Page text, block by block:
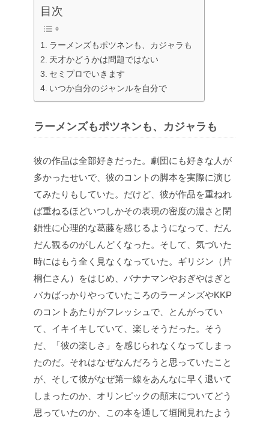
目次
ラーメンズもポツネンも、カジャラも
天才かどうかは問題ではない
セミプロでいきます
いつか自分のジャンルを自分で
ラーメンズもポツネンも、カジャラも
彼の作品は全部好きだった。劇団にも好きな人が
多かったせいで、彼のコントの脚本を実際に演じ
てみたりもしていた。だけど、彼が作品を重ねれ
ば重ねるほどいつしかその表現の密度の濃さと閉
鎖性に心理的な葛藤を感じるようになって、だん
だん観るのがしんどくなった。そして、気づいた
時にはもう全く見なくなっていた。ギリジン（片
桐仁さん）をはじめ、バナナマンやおぎやはぎと
バカばっかりやっていたころのラーメンズやKKP
のコントあたりがフレッシュで、とんがってい
て、イキイキしていて、楽しそうだった。そう
だ、「彼の楽しさ」を感じられなくなってしまっ
たのだ。それはなぜなんだろうと思っていたこと
が、そして彼がなぜ第一線をあんなに早く退いて
しまったのか、オリンピックの顛末についてどう
思っていたのか、この本を通して垣間見れたよう